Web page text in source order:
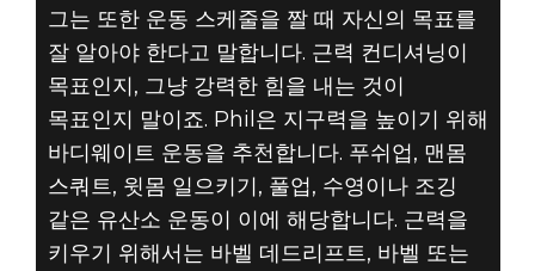
그는 또한 운동 스케줄을 짤 때 자신의 목표를
잘 알아야 한다고 말합니다. 근력 컨디셔닝이
목표인지, 그냥 강력한 힘을 내는 것이
목표인지 말이죠. Phil은 지구력을 높이기 위해
바디웨이트 운동을 추천합니다. 푸쉬업, 맨몸
스쿼트, 윗몸 일으키기, 풀업, 수영이나 조깅
같은 유산소 운동이 이에 해당합니다. 근력을
키우기 위해서는 바벨 데드리프트, 바벨 또는